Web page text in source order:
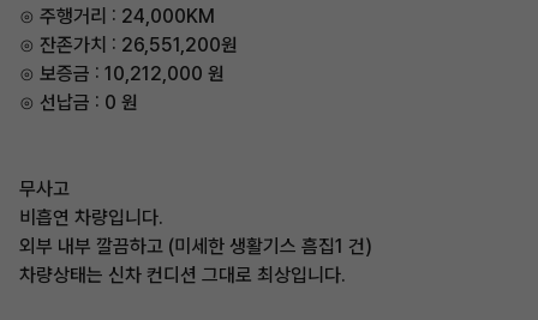
⊙ 주행거리 : 24,000KM
⊙ 잔존가치 : 26,551,200원
⊙ 보증금 : 10,212,000 원
⊙ 선납금 : 0 원
무사고
비흡연 차량입니다.
외부 내부 깔끔하고 (미세한 생활기스 흠집1 건)
차량상태는 신차 컨디션 그대로 최상입니다.